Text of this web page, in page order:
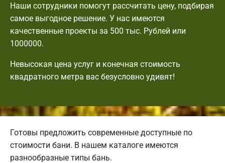
Наши сотрудники помогут рассчитать цену, подбирая
самое выгодное решение. У нас имеются
качественные проекты за 500 тыс. Рублей или
1000000.
Невысокая цена услуг и конечная стоимость
квадратного метра вас безусловно удивят!
Готовы предложить современные доступные по
стоимости бани. В нашем каталоге имеются
разнообразные типы бань.